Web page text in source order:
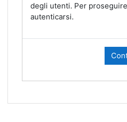
degli utenti. Per
autenticarsi.